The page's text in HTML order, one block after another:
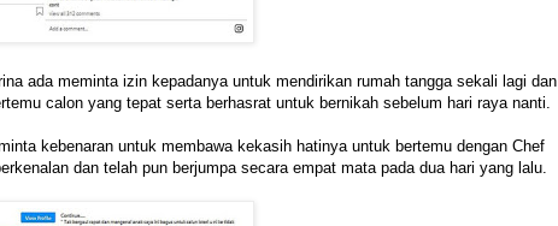
ada meminta izin kepadanya untuk mendirikan rumah tangga sekali lagi dan
calon yang tepat serta berhasrat untuk bernikah sebelum hari raya nanti.
kebenaran untuk membawa kekasih hatinya untuk bertemu dengan Chef
dan telah pun berjumpa secara empat mata pada dua hari yang lalu.